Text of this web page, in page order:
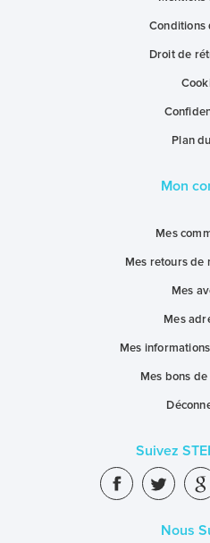
Conditions
Droit de
Plan
Mon
Mes
Mes retours de
Mes
Mes
Mes
Mes bons
Suivez
Nous